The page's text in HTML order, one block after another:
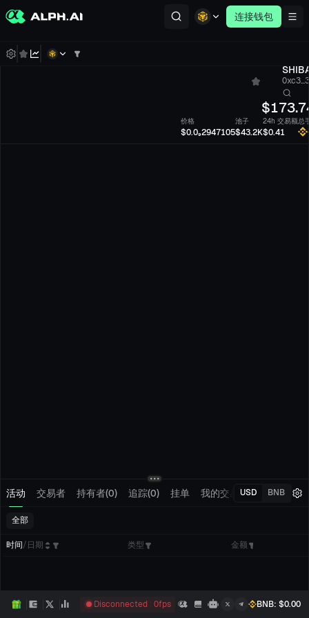
连接钱包
$
价格
$0.0₉2947105
池子
$43.2K
24h 交易额
$0.41
总
活动 交易者 持有者(0) 追踪(0) 挂单 我的交易 USD BNB
全部
时间/日期 类型 金额
Disconnected 0fps BNB: $0.00